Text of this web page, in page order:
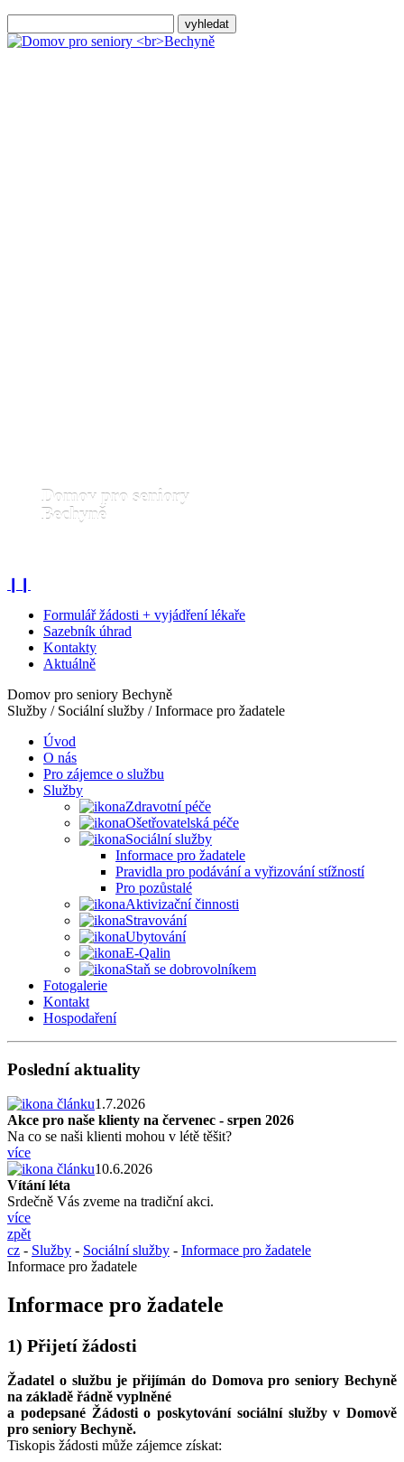
Domov pro seniory
Bechyně
Formulář žádosti + vyjádření lékaře
Sazebník úhrad
Kontakty
Aktuálně
Domov pro seniory Bechyně
Služby / Sociální služby / Informace pro žadatele
Úvod
O nás
Pro zájemce o službu
Služby
Zdravotní péče
Ošetřovatelská péče
Sociální služby
Informace pro žadatele
Pravidla pro podávání a vyřizování stížností
Pro pozůstalé
Aktivizační činnosti
Stravování
Ubytování
E-Qalin
Staň se dobrovolníkem
Fotogalerie
Kontakt
Hospodaření
Poslední aktuality
1.7.2026
Akce pro naše klienty na červenec - srpen 2026
Na co se naši klienti mohou v létě těšit?
více
10.6.2026
Vítání léta
Srdečně Vás zveme na tradiční akci.
více
zpět
cz - Služby - Sociální služby - Informace pro žadatele
Informace pro žadatele
Informace pro žadatele
1) Přijetí žádosti
Žadatel o službu je přijímán do Domova pro seniory Bechyně
na základě řádně vyplněné
a podepsané Žádosti o poskytování sociální služby v Domově
pro seniory Bechyně.
Tiskopis žádosti může zájemce získat: